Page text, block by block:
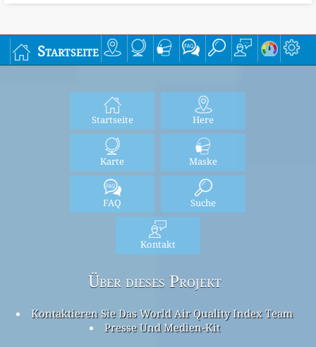
Startseite
Startseite Here
Karte Maske
FAQ Suche
Kontakt
Über dieses Projekt
Kontaktieren Sie Das World Air Quality Index Team
Presse Und Medien-Kit